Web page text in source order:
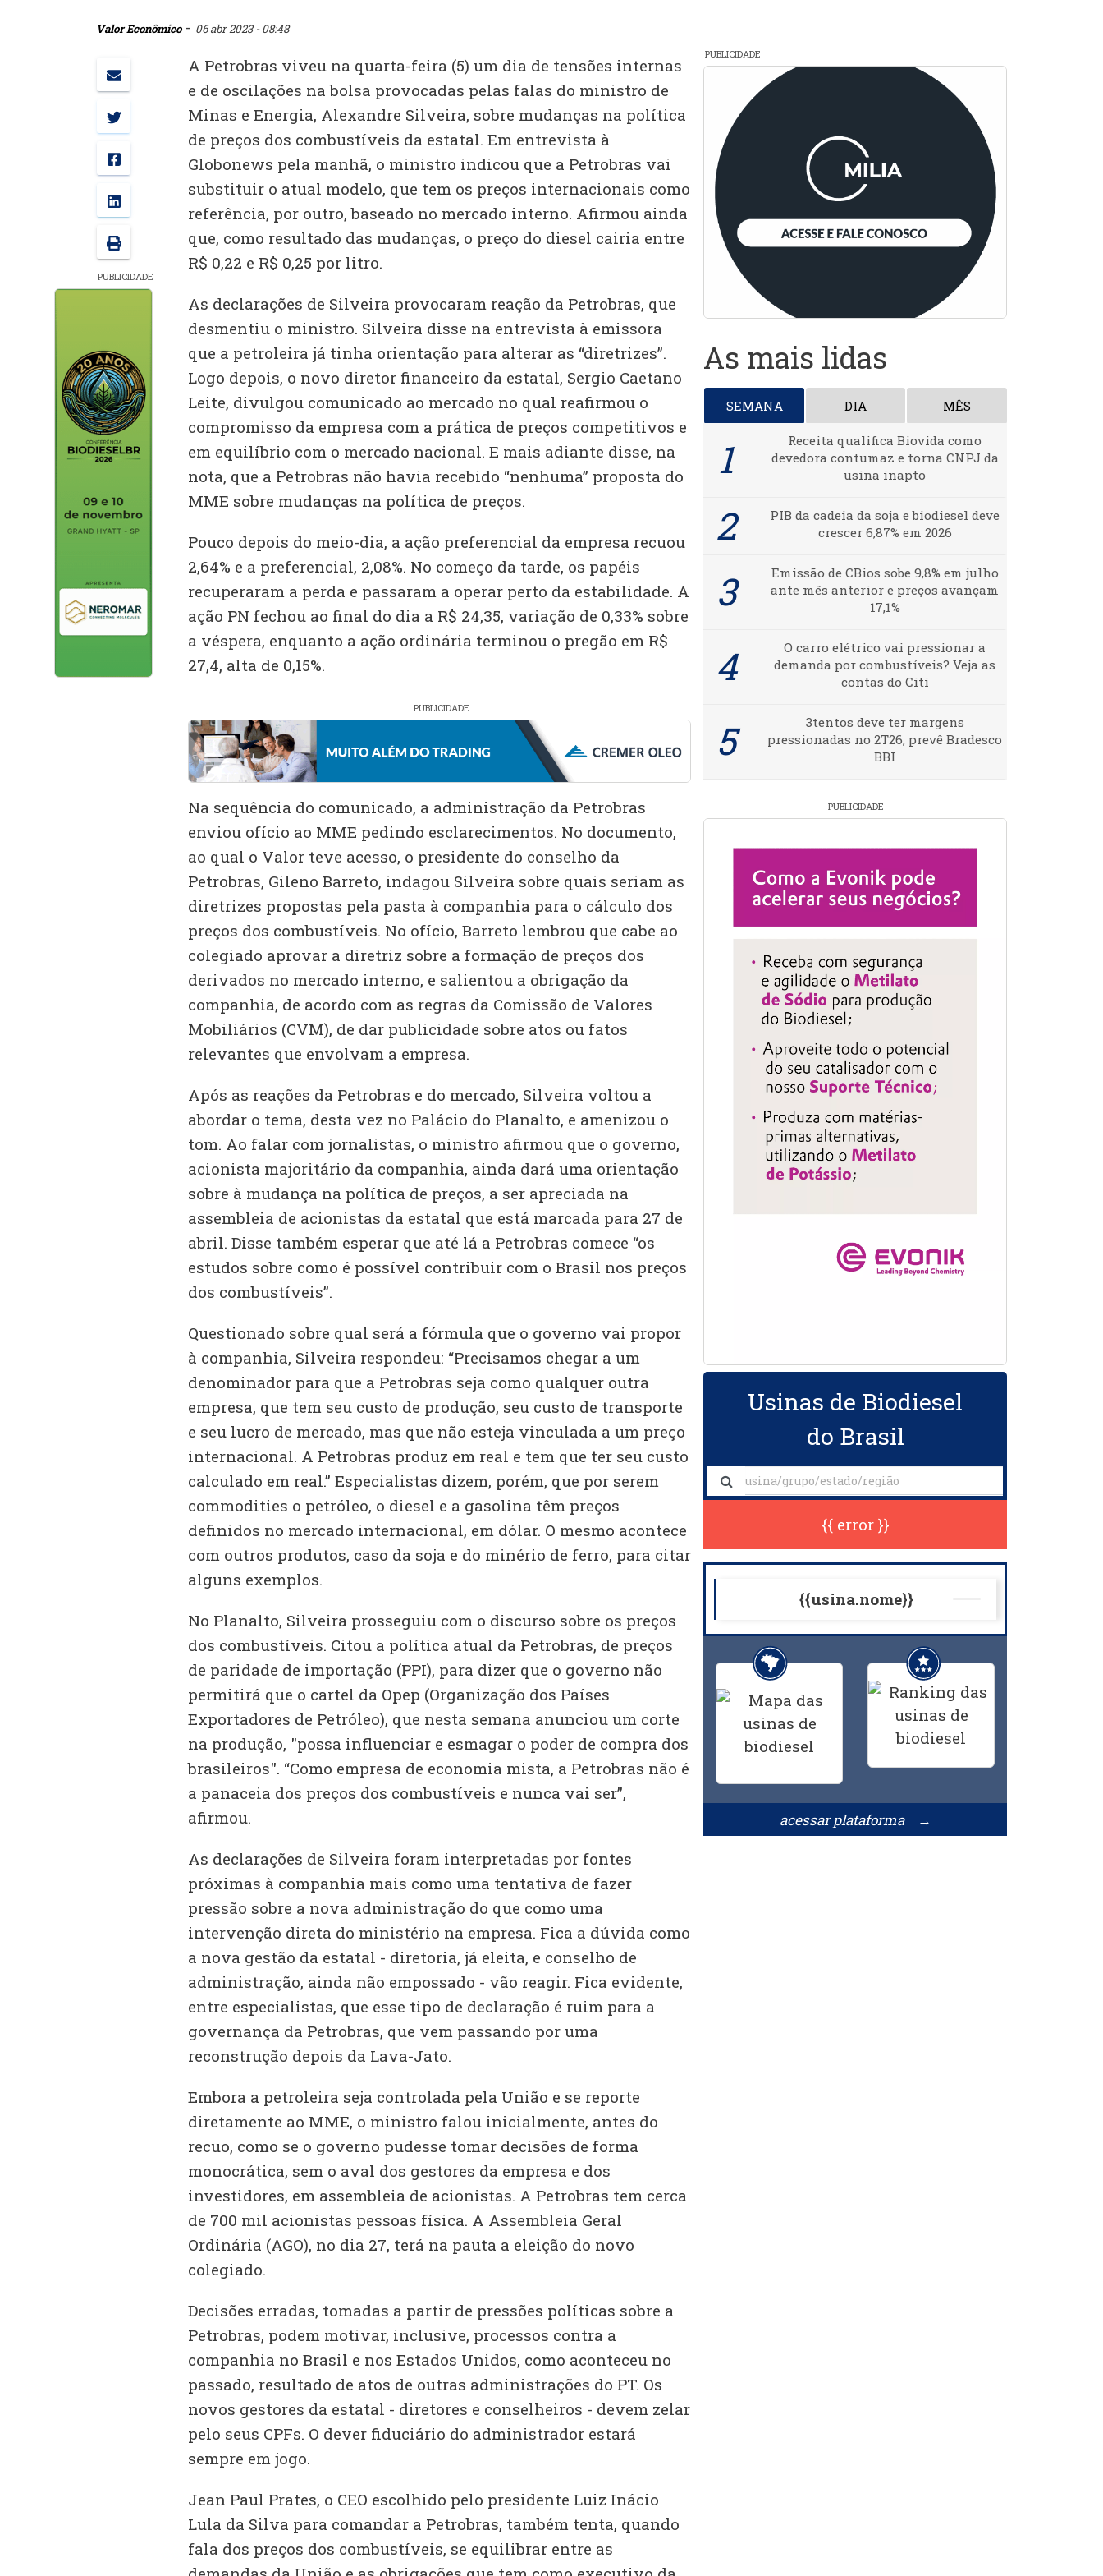
Valor Econômico- 06 abr 2023 - 08:48
PUBLICIDADE
A Petrobras viveu na quarta-feira (5) um dia de tensões internas
e de oscilações na bolsa provocadas pelas falas do ministro de
Minas e Energia, Alexandre Silveira, sobre mudanças na política
de preços dos combustíveis da estatal. Em entrevista à
Globonews pela manhã, o ministro indicou que a Petrobras vai
substituir o atual modelo, que tem os preços internacionais como
referência, por outro, baseado no mercado interno. Afirmou ainda
que, como resultado das mudanças, o preço do diesel cairia entre
R$ 0,22 e R$ 0,25 por litro.
As declarações de Silveira provocaram reação da Petrobras, que
desmentiu o ministro. Silveira disse na entrevista à emissora
que a petroleira já tinha orientação para alterar as “diretrizes”.
Logo depois, o novo diretor financeiro da estatal, Sergio Caetano
Leite, divulgou comunicado ao mercado no qual reafirmou o
compromisso da empresa com a prática de preços competitivos e
em equilíbrio com o mercado nacional. E mais adiante disse, na
nota, que a Petrobras não havia recebido “nenhuma” proposta do
MME sobre mudanças na política de preços.
Pouco depois do meio-dia, a ação preferencial da empresa recuou
2,64% e a preferencial, 2,08%. No começo da tarde, os papéis
recuperaram a perda e passaram a operar perto da estabilidade. A
ação PN fechou ao final do dia a R$ 24,35, variação de 0,33% sobre
a véspera, enquanto a ação ordinária terminou o pregão em R$
27,4, alta de 0,15%.
PUBLICIDADE
Na sequência do comunicado, a administração da Petrobras
enviou ofício ao MME pedindo esclarecimentos. No documento,
ao qual o Valor teve acesso, o presidente do conselho da
Petrobras, Gileno Barreto, indagou Silveira sobre quais seriam as
diretrizes propostas pela pasta à companhia para o cálculo dos
preços dos combustíveis. No ofício, Barreto lembrou que cabe ao
colegiado aprovar a diretriz sobre a formação de preços dos
derivados no mercado interno, e salientou a obrigação da
companhia, de acordo com as regras da Comissão de Valores
Mobiliários (CVM), de dar publicidade sobre atos ou fatos
relevantes que envolvam a empresa.
Após as reações da Petrobras e do mercado, Silveira voltou a
abordar o tema, desta vez no Palácio do Planalto, e amenizou o
tom. Ao falar com jornalistas, o ministro afirmou que o governo,
acionista majoritário da companhia, ainda dará uma orientação
sobre à mudança na política de preços, a ser apreciada na
assembleia de acionistas da estatal que está marcada para 27 de
abril. Disse também esperar que até lá a Petrobras comece “os
estudos sobre como é possível contribuir com o Brasil nos preços
dos combustíveis”.
Questionado sobre qual será a fórmula que o governo vai propor
à companhia, Silveira respondeu: “Precisamos chegar a um
denominador para que a Petrobras seja como qualquer outra
empresa, que tem seu custo de produção, seu custo de transporte
e seu lucro de mercado, mas que não esteja vinculada a um preço
internacional. A Petrobras produz em real e tem que ter seu custo
calculado em real.” Especialistas dizem, porém, que por serem
commodities o petróleo, o diesel e a gasolina têm preços
definidos no mercado internacional, em dólar. O mesmo acontece
com outros produtos, caso da soja e do minério de ferro, para citar
alguns exemplos.
No Planalto, Silveira prosseguiu com o discurso sobre os preços
dos combustíveis. Citou a política atual da Petrobras, de preços
de paridade de importação (PPI), para dizer que o governo não
permitirá que o cartel da Opep (Organização dos Países
Exportadores de Petróleo), que nesta semana anunciou um corte
na produção, "possa influenciar e esmagar o poder de compra dos
brasileiros". “Como empresa de economia mista, a Petrobras não é
a panaceia dos preços dos combustíveis e nunca vai ser”,
afirmou.
As declarações de Silveira foram interpretadas por fontes
próximas à companhia mais como uma tentativa de fazer
pressão sobre a nova administração do que como uma
intervenção direta do ministério na empresa. Fica a dúvida como
a nova gestão da estatal - diretoria, já eleita, e conselho de
administração, ainda não empossado - vão reagir. Fica evidente,
entre especialistas, que esse tipo de declaração é ruim para a
governança da Petrobras, que vem passando por uma
reconstrução depois da Lava-Jato.
Embora a petroleira seja controlada pela União e se reporte
diretamente ao MME, o ministro falou inicialmente, antes do
recuo, como se o governo pudesse tomar decisões de forma
monocrática, sem o aval dos gestores da empresa e dos
investidores, em assembleia de acionistas. A Petrobras tem cerca
de 700 mil acionistas pessoas física. A Assembleia Geral
Ordinária (AGO), no dia 27, terá na pauta a eleição do novo
colegiado.
Decisões erradas, tomadas a partir de pressões políticas sobre a
Petrobras, podem motivar, inclusive, processos contra a
companhia no Brasil e nos Estados Unidos, como aconteceu no
passado, resultado de atos de outras administrações do PT. Os
novos gestores da estatal - diretores e conselheiros - devem zelar
pelo seus CPFs. O dever fiduciário do administrador estará
sempre em jogo.
Jean Paul Prates, o CEO escolhido pelo presidente Luiz Inácio
Lula da Silva para comandar a Petrobras, também tenta, quando
fala dos preços dos combustíveis, se equilibrar entre as
PUBLICIDADE
As mais lidas
SEMANA DIA MÊS
Receita qualifica Biovida como
devedora contumaz e torna CNPJ da
usina inapto
PIB da cadeia da soja e biodiesel deve
crescer 6,87% em 2026
Emissão de CBios sobe 9,8% em julho
ante mês anterior e preços avançam
17,1%
O carro elétrico vai pressionar a
demanda por combustíveis? Veja as
contas do Citi
3tentos deve ter margens
pressionadas no 2T26, prevê Bradesco
BBI
PUBLICIDADE
Usinas de Biodiesel
do Brasil
{{ error }}
{{usina.nome}}
acessar plataforma →